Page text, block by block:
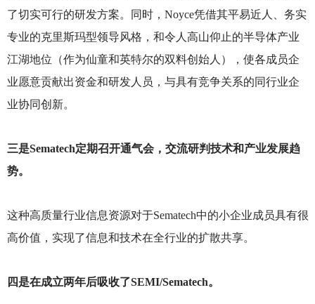
了切实可行的研发方案。同时，Noyce凭借其平易近人、务实
专业的克里斯玛型领导风格，和令人高山仰止的半导体产业
江湖地位（作为仙童和英特尔的双料创始人），使各成员企
业愿意贡献出资金和研发人员，与具有竞争关系的同行业企
业协同创新。
三是Sematech定期召开通气会，交流研判技术和产业发展趋
势。
这种高质量行业信息资源对于Sematech中的小企业成员具有很
高价值，实现了信息和技术在全行业的扩散共享。
四是在成立两年后吸收了SEMI/Sematech。